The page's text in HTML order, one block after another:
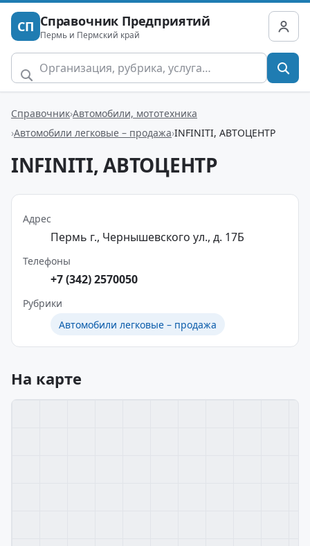
СП Справочник Предприятий
Пермь и Пермский край
Справочник Автомобили, мототехника
Автомобили легковые – продажа INFINITI, АВТОЦЕНТР
INFINITI, АВТОЦЕНТР
Адрес
Пермь г., Чернышевского ул., д. 17Б
Телефоны
+7 (342) 2570050
Рубрики
Автомобили легковые – продажа
На карте